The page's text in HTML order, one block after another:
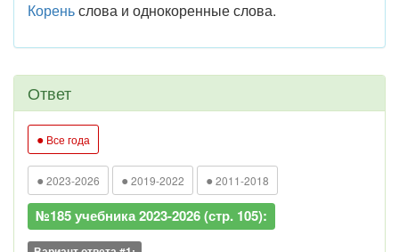
Кореньслова и однокоренные слова.
Ответ
● Все года
● 2023-2026 ● 2019-2022 ● 2011-2018
№185 учебника 2023-2026 (стр. 105):